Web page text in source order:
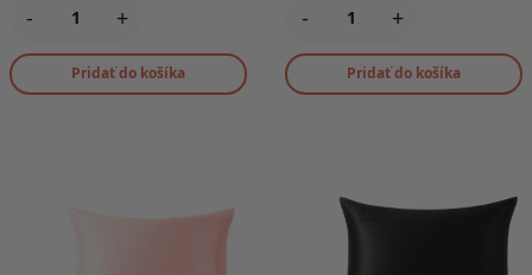
- +
Pridať do košíka
- +
Pridať do košíka